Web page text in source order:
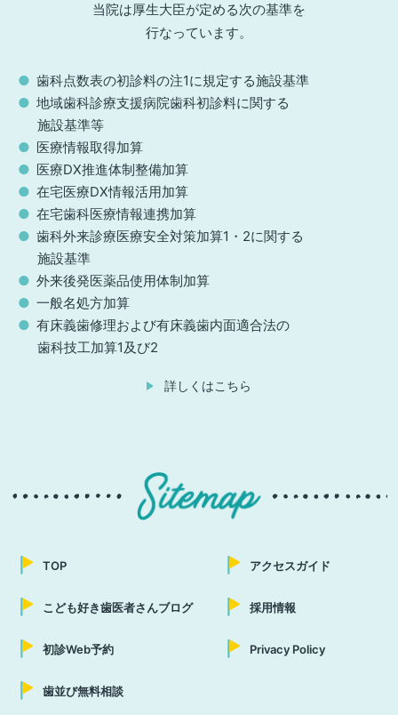
当院は厚生大臣が定める次の基準を
行なっています。
歯科点数表の初診料の注1に規定する施設基準
地域歯科診療支援病院歯科初診料に関する
施設基準等
医療情報取得加算
医療DX推進体制整備加算
在宅医療DX情報活用加算
在宅歯科医療情報連携加算
歯科外来診療医療安全対策加算1・2に関する
施設基準
外来後発医薬品使用体制加算
一般名処方加算
有床義歯修理および有床義歯内面適合法の
歯科技工加算1及び2
詳しくはこちら
TOP
こども好き歯医者さんブログ
初診Web予約
歯並び無料相談
アクセスガイド
採用情報
Privacy Policy